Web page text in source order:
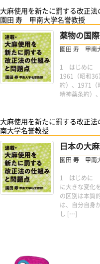
大麻使用を新たに罰する改正
園田 寿 甲南大学名誉教授
薬物の国
園田 寿 甲南
1 はじめに
1961（昭和
約）、1971（
精神薬条約）
大麻使用を新たに罰する改正
南大学名誉教授
日本の大
園田 寿 甲南
1 はじめに
に大きな変化
の区別は本質
は、自分自身
し […]